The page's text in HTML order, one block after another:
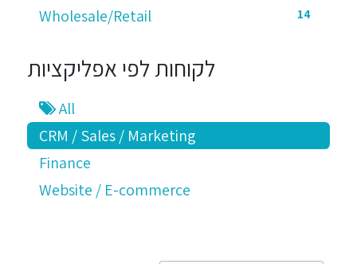
14
Wholesale/Retail
לקוחות לפי אפליקציות
All
CRM / Sales / Marketing
Finance
Website / E-commerce